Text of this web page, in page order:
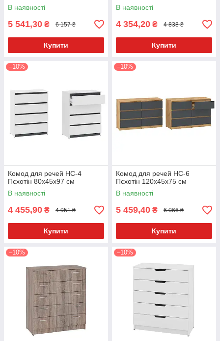
В наявності
5 541,30 ₴ 6 157 ₴
Купити
В наявності
4 354,20 ₴ 4 838 ₴
Купити
–10%
Комод для речей НС-4
Пєхотін 80х45х97 см
В наявності
4 455,90 ₴ 4 951 ₴
Купити
–10%
Комод для речей НС-6
Пєхотін 120х45х75 см
В наявності
5 459,40 ₴ 6 066 ₴
Купити
–10% –10%